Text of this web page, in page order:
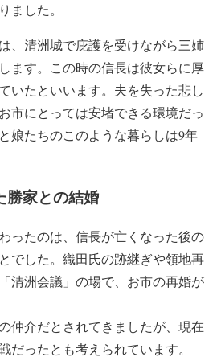
ました。
、清洲城で庇護を受けながら三姉
ます。この時の信長は彼女らに厚
いたといいます。夫を失った悲し
市にとっては安堵できる環境だっ
娘たちのこのような暮らしは9年
勝家との結婚
ったのは、信長が亡くなった後の
でした。織田氏の跡継ぎや領地再
清洲会議」の場で、お市の再婚が
仲介だとされてきましたが、現在
だったとも考えられています。